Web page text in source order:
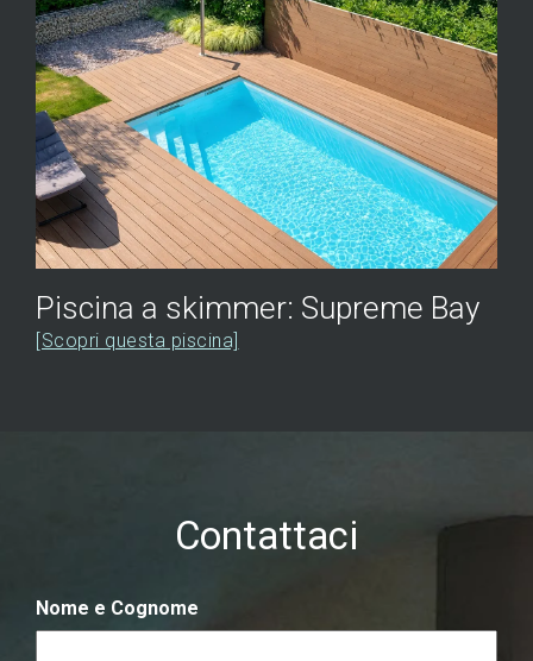
Piscina a skimmer: Supreme Bay
[Scopri questa piscina]
Contattaci
Nome e Cognome